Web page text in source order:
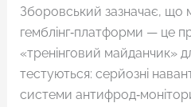
Зборовський зазначає, що
гемблінг‑платформи — це
«тренінговий майданчик»
тестуються: серйозні
системи